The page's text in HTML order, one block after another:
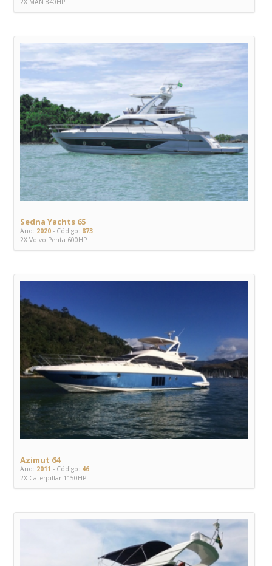
Sedna Yachts 65
Ano: 2020 - Código: 873
2X Volvo Penta 600HP
Azimut 64
Ano: 2011 - Código: 46
2X Caterpillar 1150HP